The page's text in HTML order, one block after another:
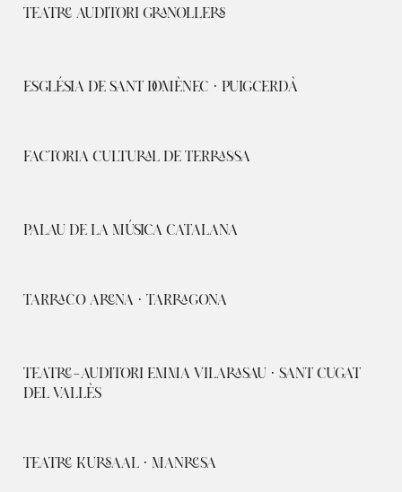
TEATRE AUDITORI GRANOLLERS
ESGLÉSIA DE SANT DOMÈNEC · PUIGCERDÀ
FACTORIA CULTURAL DE TERRASSA
PALAU DE LA MÚSICA CATALANA
TARRACO ARENA · TARRAGONA
TEATRE-AUDITORI EMMA VILARASAU · SANT CUGAT
DEL VALLÈS
TEATRE KURSAAL · MANRESA